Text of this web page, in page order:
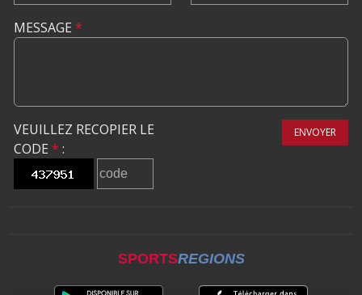
MESSAGE *
VEUILLEZ RECOPIER LE
CODE * :
ENVOYER
SPORTSREGIONS